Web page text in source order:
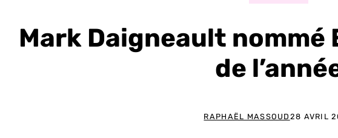
Mark Daigneault
de
RAPHAËL MASSOUD 28 AVRIL